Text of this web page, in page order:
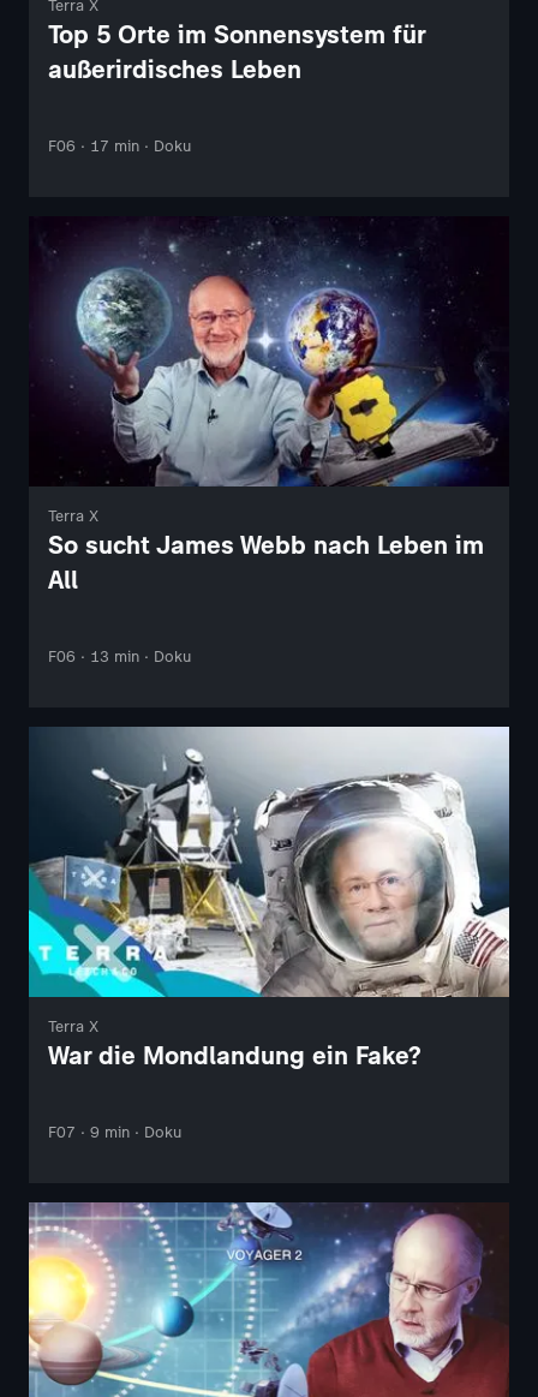
Terra X
Top 5 Orte im Sonnensystem für
außerirdisches Leben
F06 · 17 min · Doku
Terra X
So sucht James Webb nach Leben im
All
F06 · 13 min · Doku
Terra X
War die Mondlandung ein Fake?
F07 · 9 min · Doku